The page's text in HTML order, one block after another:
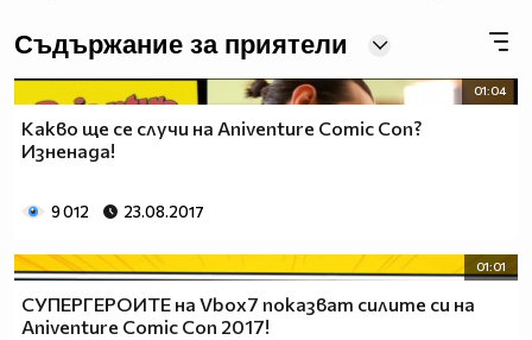
Съдържание за приятели
01:04
Какво ще се случи на Aniventure Comic Con?
Изненада!
9 012 23.08.2017
01:01
СУПЕРГЕРОИТЕ на Vbox7 показват силите си на
Aniventure Comic Con 2017!